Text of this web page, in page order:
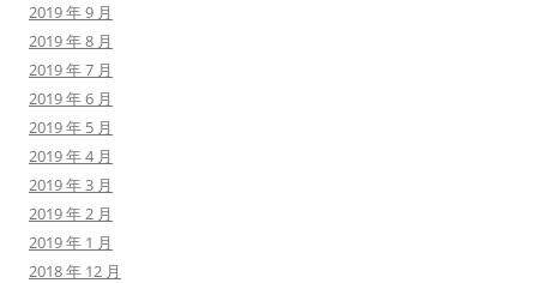
2019 年 9 月
2019 年 8 月
2019 年 7 月
2019 年 6 月
2019 年 5 月
2019 年 4 月
2019 年 3 月
2019 年 2 月
2019 年 1 月
2018 年 12 月